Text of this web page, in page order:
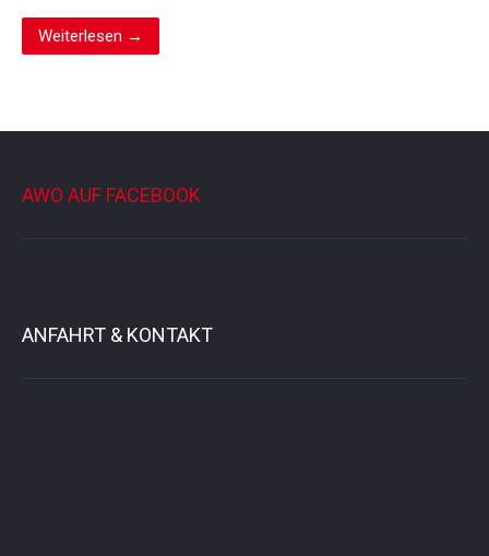
Weiterlesen →
AWO AUF FACEBOOK
ANFAHRT & KONTAKT